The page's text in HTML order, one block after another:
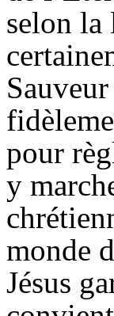
selon la
pour
y
monde
Jésus